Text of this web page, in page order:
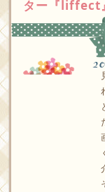
ター『liffect